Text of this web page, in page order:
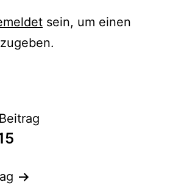
sein, um einen